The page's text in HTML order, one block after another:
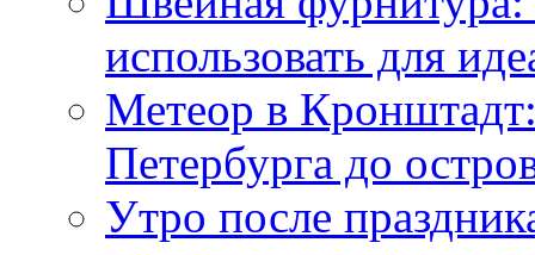
использовать для
Метеор в
Петербурга до
Утро после